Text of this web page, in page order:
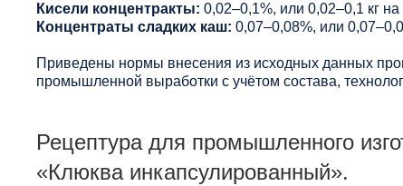
Кисели концентракты: 0,02–0,1%, или 0,02–0,1 кг на
Концентраты сладких каш: 0,07–0,08%, или
Приведены нормы внесения из исходных данных
промышленной выработки с учётом состава,
Рецептура для промышленного
«Клюква инкапсулированный».